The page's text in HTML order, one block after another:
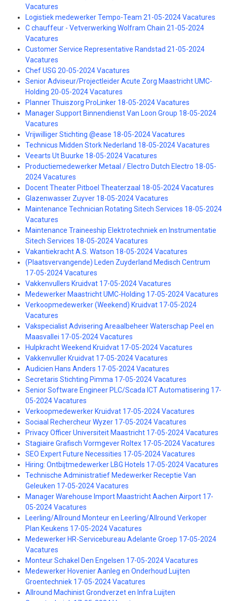
Vacatures
Logistiek medewerker Tempo-Team 21-05-2024 Vacatures
C chauffeur - Vetverwerking Wolfram Chain 21-05-2024
Vacatures
Customer Service Representative Randstad 21-05-2024
Vacatures
Chef USG 20-05-2024 Vacatures
Senior Adviseur/Projectleider Acute Zorg Maastricht UMC-
Holding 20-05-2024 Vacatures
Planner Thuiszorg ProLinker 18-05-2024 Vacatures
Manager Support Binnendienst Van Loon Group 18-05-2024
Vacatures
Vrijwilliger Stichting @ease 18-05-2024 Vacatures
Technicus Midden Stork Nederland 18-05-2024 Vacatures
Veearts Ut Buurke 18-05-2024 Vacatures
Productiemedewerker Metaal / Electro Dutch Electro 18-05-
2024 Vacatures
Docent Theater Pitboel Theaterzaal 18-05-2024 Vacatures
Glazenwasser Zuyver 18-05-2024 Vacatures
Maintenance Technician Rotating Sitech Services 18-05-2024
Vacatures
Maintenance Traineeship Elektrotechniek en Instrumentatie
Sitech Services 18-05-2024 Vacatures
Vakantiekracht A.S. Watson 18-05-2024 Vacatures
(Plaatsvervangende) Leden Zuyderland Medisch Centrum
17-05-2024 Vacatures
Vakkenvullers Kruidvat 17-05-2024 Vacatures
Medewerker Maastricht UMC-Holding 17-05-2024 Vacatures
Verkoopmedewerker (Weekend) Kruidvat 17-05-2024
Vacatures
Vakspecialist Advisering Areaalbeheer Waterschap Peel en
Maasvallei 17-05-2024 Vacatures
Hulpkracht Weekend Kruidvat 17-05-2024 Vacatures
Vakkenvuller Kruidvat 17-05-2024 Vacatures
Audicien Hans Anders 17-05-2024 Vacatures
Secretaris Stichting Pimma 17-05-2024 Vacatures
Senior Software Engineer PLC/Scada ICT Automatisering 17-
05-2024 Vacatures
Verkoopmedewerker Kruidvat 17-05-2024 Vacatures
Sociaal Rechercheur Wyzer 17-05-2024 Vacatures
Privacy Officer Universiteit Maastricht 17-05-2024 Vacatures
Stagiaire Grafisch Vormgever Roltex 17-05-2024 Vacatures
SEO Expert Future Necessities 17-05-2024 Vacatures
Hiring: Ontbijtmedewerker LBG Hotels 17-05-2024 Vacatures
Technische Administratief Medewerker Receptie Van
Geleuken 17-05-2024 Vacatures
Manager Warehouse Import Maastricht Aachen Airport 17-
05-2024 Vacatures
Leerling/Allround Monteur en Leerling/Allround Verkoper
Plan Keukens 17-05-2024 Vacatures
Medewerker HR-Servicebureau Adelante Groep 17-05-2024
Vacatures
Monteur Schakel Den Engelsen 17-05-2024 Vacatures
Medewerker Hovenier Aanleg en Onderhoud Luijten
Groentechniek 17-05-2024 Vacatures
Allround Machinist Grondverzet en Infra Luijten